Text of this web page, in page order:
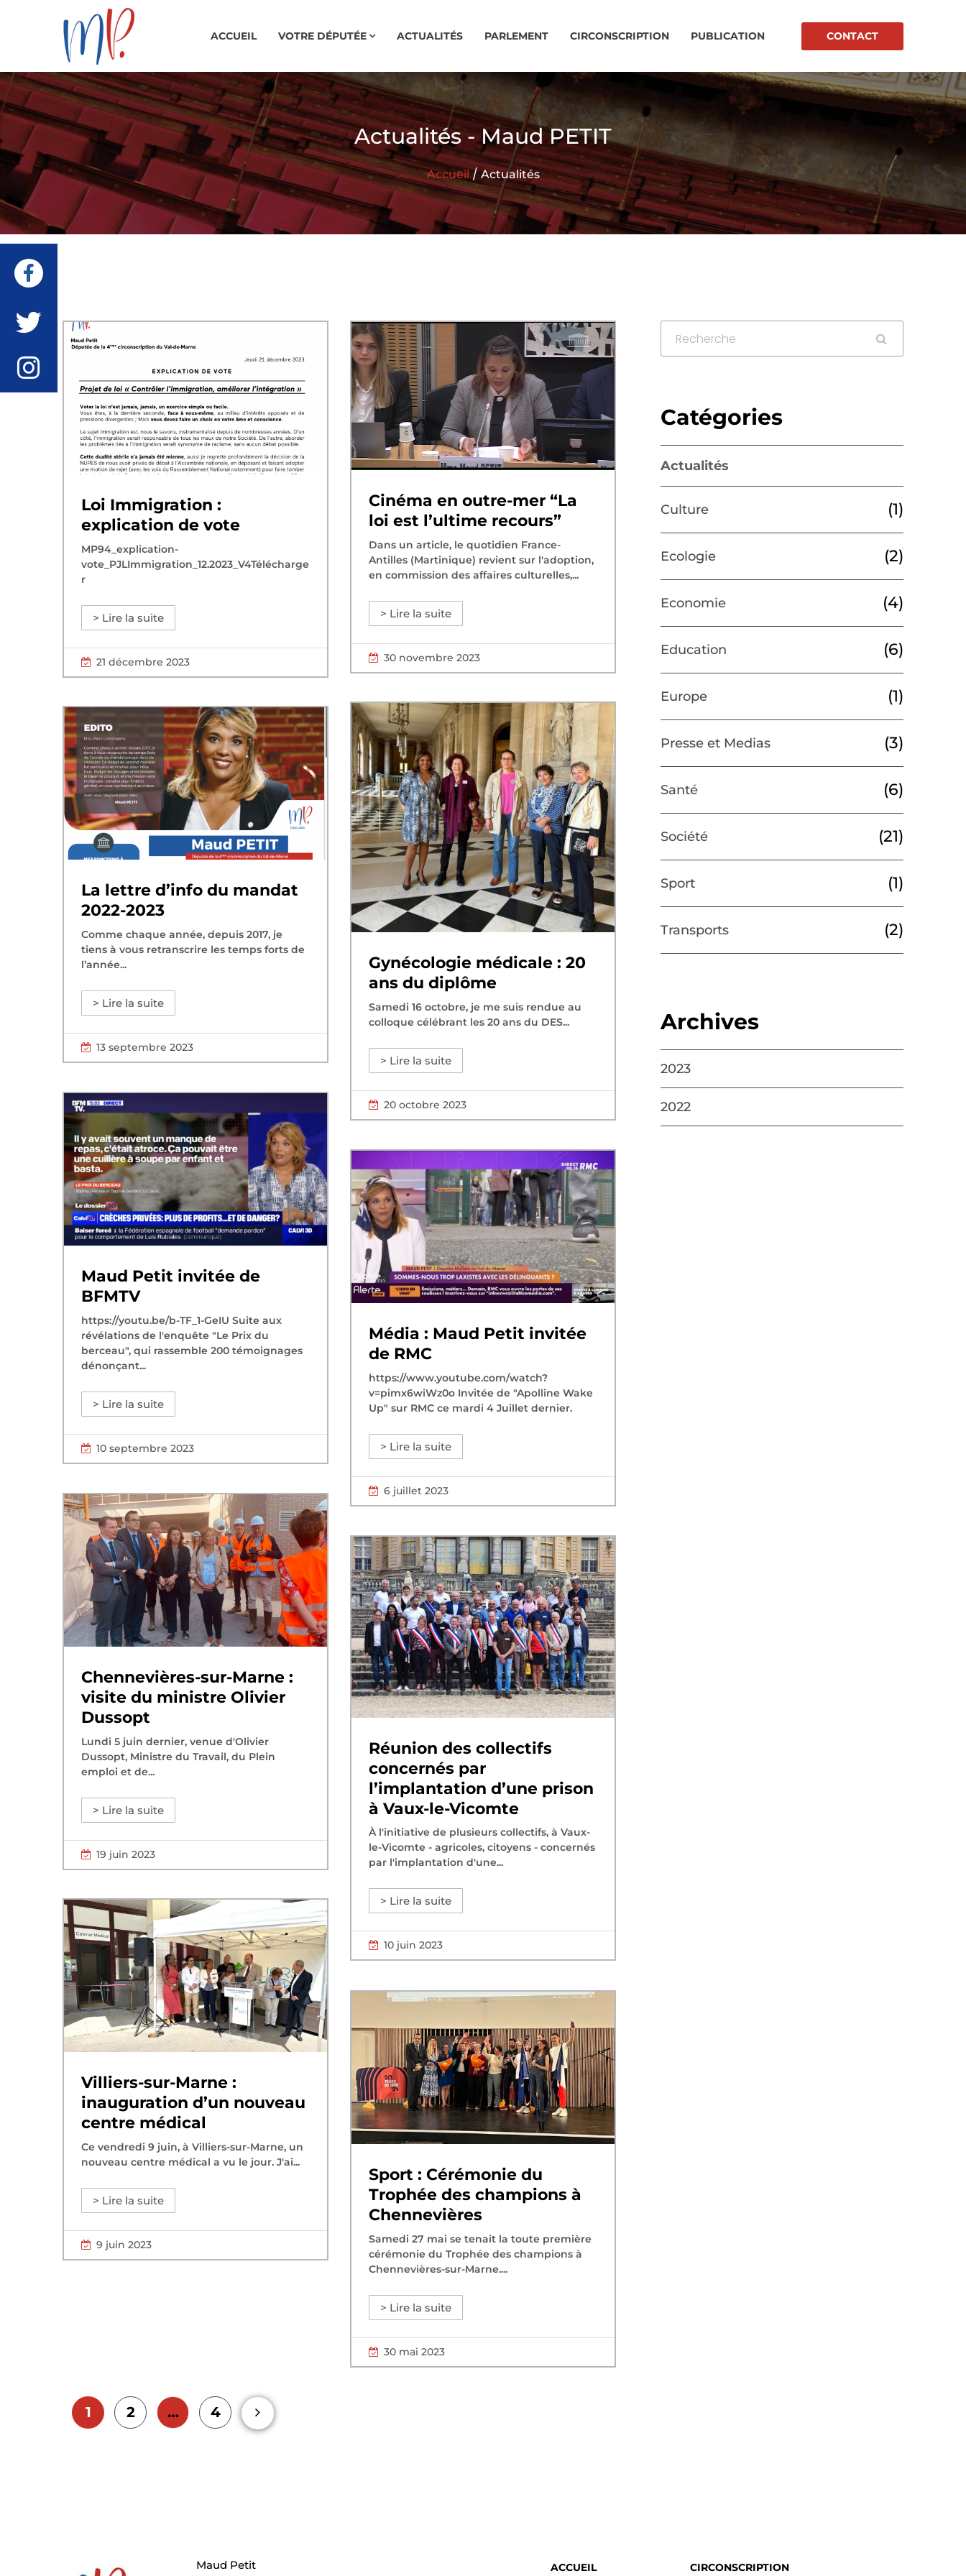
ACCUEIL VOTRE DÉPUTÉE ACTUALITÉS PARLEMENT CIRCONSCRIPTION PUBLICATION CONTACT
Actualités - Maud PETIT
Accueil/Actualités
Loi Immigration :
explication de vote
MP94_explication-
vote_PJLImmigration_12.2023_V4Télécharge
r
> Lire la suite
21 décembre 2023
Cinéma en outre-mer “La
loi est l’ultime recours”
Dans un article, le quotidien France-
Antilles (Martinique) revient sur l'adoption,
en commission des affaires culturelles,...
> Lire la suite
30 novembre 2023
Gynécologie médicale : 20
ans du diplôme
Samedi 16 octobre, je me suis rendue au
colloque célébrant les 20 ans du DES...
> Lire la suite
20 octobre 2023
La lettre d’info du mandat
2022-2023
Comme chaque année, depuis 2017, je
tiens à vous retranscrire les temps forts de
l’année...
> Lire la suite
13 septembre 2023
Maud Petit invitée de
BFMTV
https://youtu.be/b-TF_1-GeIU Suite aux
révélations de l'enquête "Le Prix du
berceau", qui rassemble 200 témoignages
dénonçant...
> Lire la suite
10 septembre 2023
Média : Maud Petit invitée
de RMC
https://www.youtube.com/watch?
v=pimx6wiWz0o Invitée de "Apolline Wake
Up" sur RMC ce mardi 4 Juillet dernier.
> Lire la suite
6 juillet 2023
Chennevières-sur-Marne :
visite du ministre Olivier
Dussopt
Lundi 5 juin dernier, venue d'Olivier
Dussopt, Ministre du Travail, du Plein
emploi et de...
> Lire la suite
19 juin 2023
Réunion des collectifs
concernés par
l’implantation d’une prison
à Vaux-le-Vicomte
À l'initiative de plusieurs collectifs, à Vaux-
le-Vicomte - agricoles, citoyens - concernés
par l'implantation d'une...
> Lire la suite
10 juin 2023
Villiers-sur-Marne :
inauguration d’un nouveau
centre médical
Ce vendredi 9 juin, à Villiers-sur-Marne, un
nouveau centre médical a vu le jour. J'ai...
> Lire la suite
9 juin 2023
Sport : Cérémonie du
Trophée des champions à
Chennevières
Samedi 27 mai se tenait la toute première
cérémonie du Trophée des champions à
Chennevières-sur-Marne....
> Lire la suite
30 mai 2023
1 2 … 4
Catégories
Actualités
Culture (1)
Ecologie (2)
Economie (4)
Education (6)
Europe (1)
Presse et Medias (3)
Santé (6)
Société (21)
Sport (1)
Transports (2)
Archives
2023
2022
Maud Petit
ACCUEIL CIRCONSCRIPTION